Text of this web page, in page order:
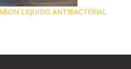
LIQUIDO ANTIBACTERIAL